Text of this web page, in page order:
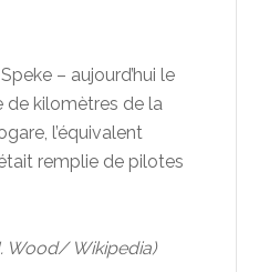
– aujourd’hui le
de kilomètres de la
l’équivalent
remplie de pilotes
Wood/ Wikipedia)